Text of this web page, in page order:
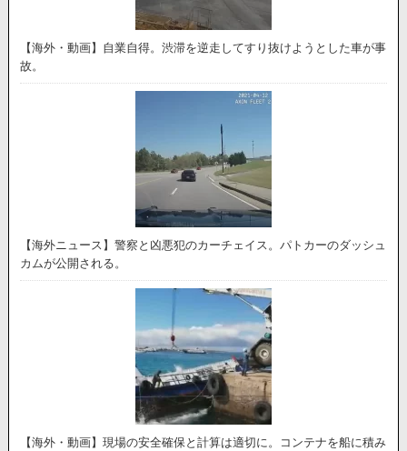
【海外・動画】自業自得。渋滞を逆走してすり抜けようとした車が事
故。
【海外ニュース】警察と凶悪犯のカーチェイス。パトカーのダッシュ
カムが公開される。
【海外・動画】現場の安全確保と計算は適切に。コンテナを船に積み